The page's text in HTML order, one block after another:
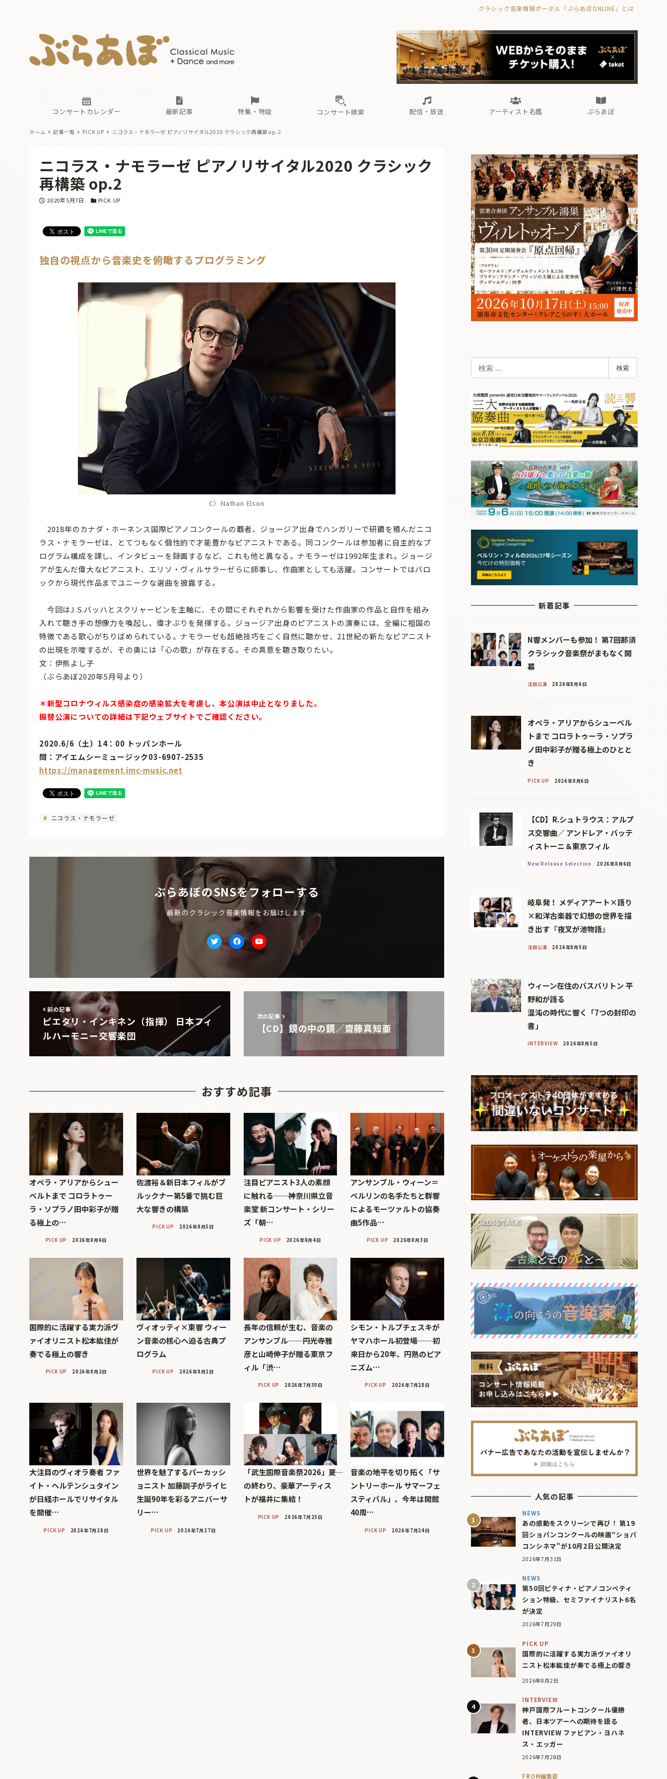
クラシック音楽情報ポータル「ぶらあぼONLINE」とは
コンサートカレンダー 最新記事
古楽とその先と オーケストラの楽屋から 海の向こうの音楽家 Aからの眺望 ぶらあぼブラス！
フォルテピアノ・オデッセイ
特集・特設
現場のプロが推す！間違いないオーケストラコンサート
過去の特集
コンサート検索 配信・放送
無料ライブ配信スケジュール 有料ライブ配信スケジュール
アーティスト名鑑
あ か た な は ら わ
ぶらあぼ
古楽とその先と 海の向こうの音楽家 Aからの眺望 ぶらあぼブラス！
フォルテピアノ・オデッセイ
過去の特集
無料ライブ配信スケジュール
あ か さ
ホーム 記事一覧 PICK UP ニコラス・ナモラーゼ ピアノリサイタル2020 クラシック再構築 op.2
ニコラス・ナモラーゼ ピアノリサイタル2020 クラシック
再構築 op.2
投稿日
2020年5月7日 カテゴリー
PICK UP
独自の視点から音楽史を俯瞰するプログラミング
C）Nathan Elson
2018年のカナダ・ホーネンス国際ピアノコンクールの覇者、ジョージア出身でハンガリーで研鑽を積んだニコ
ラス・ナモラーゼは、とてつもなく個性的で才能豊かなピアニストである。同コンクールは参加者に自主的なプ
ログラム構成を課し、インタビューを録画するなど、これも他と異なる。ナモラーゼは1992年生まれ。ジョージ
アが生んだ偉大なピアニスト、エリソ・ヴィルサラーゼらに師事し、作曲家としても活躍。コンサートではバロ
ックから現代作品までユニークな選曲を披露する。
今回はJ.S.バッハとスクリャービンを主軸に、その間にそれぞれから影響を受けた作曲家の作品と自作を組み
入れて聴き手の想像力を喚起し、偉才ぶりを発揮する。ジョージア出身のピアニストの演奏には、全編に祖国の
特徴である歌心がちりばめられている。ナモラーゼも超絶技巧をごく自然に聴かせ、21世紀の新たなピアニスト
の出現を示唆するが、その奥には「心の歌」が存在する。その真意を聴き取りたい。
文：伊熊よし子
（ぶらあぼ2020年5月号より）
＊新型コロナウィルス感染症の感染拡大を考慮し、本公演は中止となりました。
振替公演についての詳細は下記ウェブサイトでご確認ください。
2020.6/6（土）14：00 トッパンホール
問：アイエムシーミュージック03-6907-2535
https://management.imc-music.net
ニコラス・ナモラーゼ
ぶらあぼのSNSをフォローする
最新のクラシック音楽情報をお届けします
TwitterfacebookYoutube
前の記事
ピエタリ・インキネン（指揮） 日本フィ
ルハーモニー交響楽団
次の記事
【CD】鏡の中の鏡／齋藤真知亜
おすすめ記事
オペラ・アリアからシュー
ベルトまで コロラトゥー
ラ・ソプラノ田中彩子が贈
る極上の…
PICK UP 2026年8月6日
佐渡裕＆新日本フィルがブ
ルックナー第5番で挑む巨
大な響きの構築
PICK UP 2026年8月5日
注目ピアニスト3人の素顔
に触れる──神奈川県立音
楽堂 新コンサート・シリー
ズ「朝…
PICK UP 2026年8月4日
アンサンブル・ウィーン＝
ベルリンの名手たちと群響
によるモーツァルトの協奏
曲5作品…
PICK UP 2026年8月3日
国際的に活躍する実力派ヴ
ァイオリニスト松本紘佳が
奏でる極上の響き
PICK UP 2026年8月2日
ヴィオッティ×東響 ウィー
ン音楽の核心へ迫る古典プ
ログラム
PICK UP 2026年8月1日
長年の信頼が生む、音楽の
アンサンブル──円光寺雅
彦と山崎伸子が贈る東京フ
ィル「渋…
PICK UP 2026年7月30日
シモン・トルプチェスキが
ヤマハホール初登場──初
来日から20年、円熟のピア
ニズム…
PICK UP 2026年7月28日
大注目のヴィオラ奏者 ファ
イト・ヘルテンシュタイン
が日経ホールでリサイタル
を開催…
PICK UP 2026年7月28日
世界を魅了するパーカッシ
ョニスト 加藤訓子がライヒ
生誕90年を彩るアニバーサ
リー…
PICK UP 2026年7月27日
「武生国際音楽祭2026」――夏
の終わり、豪華アーティス
トが福井に集結！
PICK UP 2026年7月25日
音楽の地平を切り拓く「サ
ントリーホール サマーフェ
スティバル」、今年は開館
40周…
PICK UP 2026年7月24日
検
索
検索
新着記事
N響メンバーも参加！ 第7回那須
クラシック音楽祭がまもなく開
幕
注目公演 2026年8月6日
オペラ・アリアからシューベル
トまで コロラトゥーラ・ソプラ
ノ田中彩子が贈る極上のひとと
き
PICK UP 2026年8月6日
【CD】R.シュトラウス：アルプ
ス交響曲／ アンドレア・バッテ
ィストーニ＆東京フィル
New Release Selection 2026年8月6日
岐阜発！ メディアアート×語り
×和洋古楽器で幻想の世界を描
き出す『夜叉が池物語』
注目公演 2026年8月5日
ウィーン在住のバスバリトン 平
野和が語る
混沌の時代に響く「7つの封印の
書」
INTERVIEW 2026年8月5日
人気の記事
NEWS
あの感動をスクリーンで再び！ 第19
回ショパンコンクールの映画“ショパ
コンシネマ”が10月2日公開決定
2026年7月31日
NEWS
第50回ピティナ・ピアノコンペティ
ション特級、セミファイナリスト6名
が決定
2026年7月29日
PICK UP
国際的に活躍する実力派ヴァイオリ
ニスト松本紘佳が奏でる極上の響き
2026年8月2日
INTERVIEW
神戸国際フルートコンクール優勝
者、日本ツアーへの期待を語る
INTERVIEW ファビアン・ヨハネ
ス・エッガー
2026年7月28日
FROM編集部